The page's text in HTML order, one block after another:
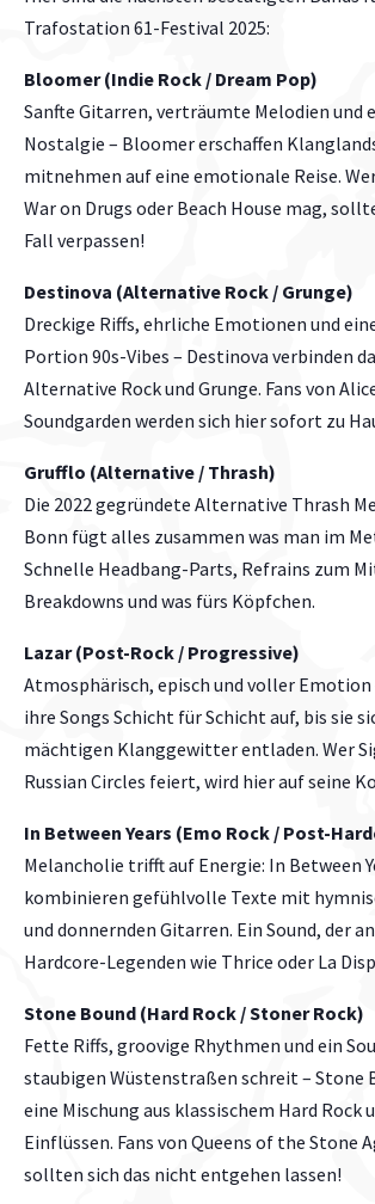
Trafostation 61-Festival 2025:
Bloomer (Indie Rock / Dream Pop)
Sanfte Gitarren, verträumte Melodien und
Nostalgie – Bloomer erschaffen
mitnehmen auf eine emotionale Reise.
War on Drugs oder Beach House mag,
Fall verpassen!
Destinova (Alternative Rock / Grunge)
Dreckige Riffs, ehrliche Emotionen und
Portion 90s-Vibes – Destinova verbinden
Alternative Rock und Grunge. Fans von
Soundgarden werden sich hier sofort zu
Grufflo (Alternative / Thrash)
Die 2022 gegründete Alternative Thrash
Bonn fügt alles zusammen was man im
Schnelle Headbang-Parts, Refrains zum
Breakdowns und was fürs Köpfchen.
Lazar (Post-Rock / Progressive)
Atmosphärisch, episch und voller Emotion
ihre Songs Schicht für Schicht auf, bis sie
mächtigen Klanggewitter entladen. Wer
Russian Circles feiert, wird hier auf seine
In Between Years (Emo Rock / Post-
Melancholie trifft auf Energie: In Between
kombinieren gefühlvolle Texte mit
und donnernden Gitarren. Ein Sound, der
Hardcore-Legenden wie Thrice oder La
Stone Bound (Hard Rock / Stoner Rock)
Fette Riffs, groovige Rhythmen und ein
staubigen Wüstenstraßen schreit – Stone
eine Mischung aus klassischem Hard Rock
Einflüssen. Fans von Queens of the Stone
sollten sich das nicht entgehen lassen!